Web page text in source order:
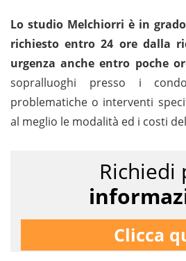
Lo studio Melchiorri è in
richiesto entro 24 ore dalla
urgenza anche entro poche
sopralluoghi presso i
problematiche o interventi
al meglio le modalità ed i costi
Richiedi
Clicca